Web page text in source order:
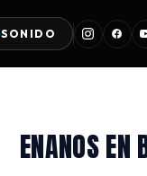
SONIDO
ENANOS EN